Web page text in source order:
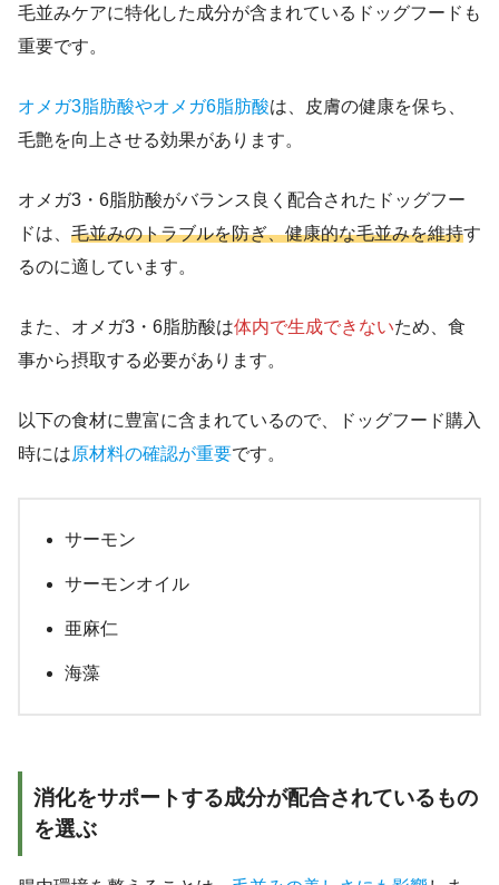
毛並みケアに特化した成分が含まれているドッグフードも
重要です。
オメガ3脂肪酸やオメガ6脂肪酸は、皮膚の健康を保ち、
毛艶を向上させる効果があります。
オメガ3・6脂肪酸がバランス良く配合されたドッグフー
ドは、 毛並みのトラブルを防ぎ、健康的な毛並みを維持す
るのに適しています。
また、オメガ3・6脂肪酸は体内で生成できないため、食
事から摂取する必要があります。
以下の食材に豊富に含まれているので、ドッグフード購入
時には原材料の確認が重要です。
サーモン
サーモンオイル
亜麻仁
海藻
消化をサポートする成分が配合されているもの
を選ぶ